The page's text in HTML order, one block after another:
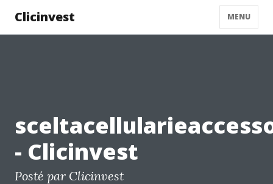
Clicinvest MENU
- Clicinvest
Posté par Clicinvest